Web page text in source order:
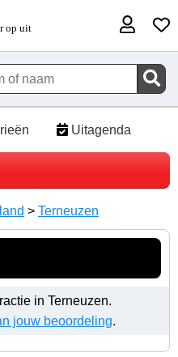
Uitagenda
> Terneuzen
in Terneuzen.
jouw beoordeling.